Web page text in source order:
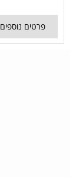
פרטים נוספים